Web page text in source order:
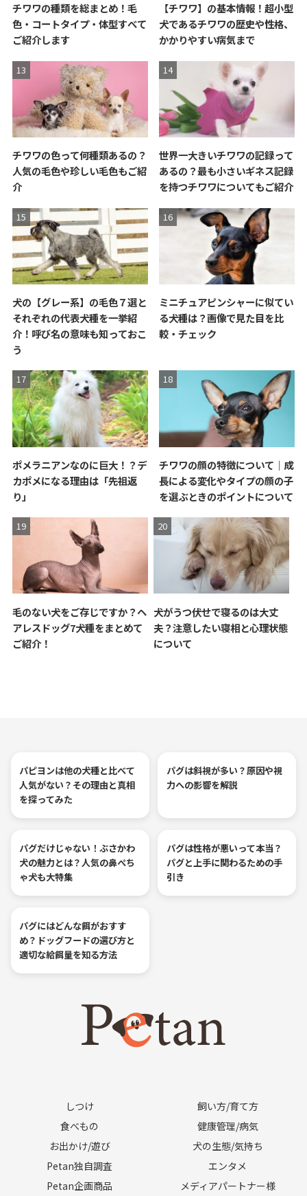
チワワの種類を総まとめ！毛
色・コートタイプ・体型すべて
ご紹介します
【チワワ】の基本情報！超小型
犬であるチワワの歴史や性格、
かかりやすい病気まで
チワワの色って何種類あるの？
人気の毛色や珍しい毛色もご紹
介
世界一大きいチワワの記録って
あるの？最も小さいギネス記録
を持つチワワについてもご紹介
犬の【グレー系】の毛色７選と
それぞれの代表犬種を一挙紹
介！呼び名の意味も知っておこ
う
ミニチュアピンシャーに似てい
る犬種は？画像で見た目を比
較・チェック
ポメラニアンなのに巨大！？デ
カポメになる理由は「先祖返
り」
チワワの顔の特徴について｜成
長による変化やタイプの顔の子
を選ぶときのポイントについて
毛のない犬をご存じですか？ヘ
アレスドッグ7犬種をまとめて
ご紹介！
犬がうつ伏せで寝るのは大丈
夫？注意したい寝相と心理状態
について
パピヨンは他の犬種と比べて
人気がない？その理由と真相
を探ってみた
パグは斜視が多い？原因や視
力への影響を解説
パグだけじゃない！ぶさかわ
犬の魅力とは？人気の鼻ぺち
ゃ犬も大特集
パグは性格が悪いって本当？
パグと上手に関わるための手
引き
パグにはどんな餌がおすす
め？ドッグフードの選び方と
適切な給餌量を知る方法
しつけ
飼い方/育て方
食べもの
健康管理/病気
お出かけ/遊び
犬の生態/気持ち
Petan独自調査
エンタメ
Petan企画商品
メディアパートナー様